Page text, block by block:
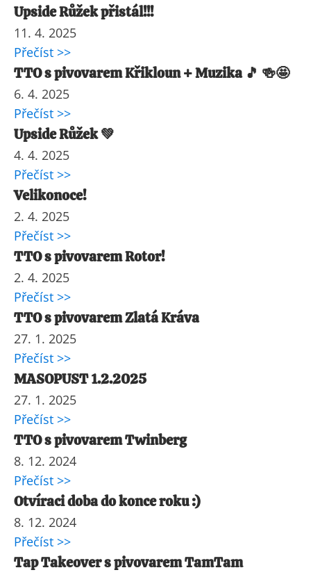
Upside Růžek přistál!!!
11. 4. 2025
Přečíst >>
TTO s pivovarem Křikloun + Muzika 🎵 🍻🤩
6. 4. 2025
Přečíst >>
Upside Růžek 💚
4. 4. 2025
Přečíst >>
Velikonoce!
2. 4. 2025
Přečíst >>
TTO s pivovarem Rotor!
2. 4. 2025
Přečíst >>
TTO s pivovarem Zlatá Kráva
27. 1. 2025
Přečíst >>
MASOPUST 1.2.2025
27. 1. 2025
Přečíst >>
TTO s pivovarem Twinberg
8. 12. 2024
Přečíst >>
Otvíraci doba do konce roku :)
8. 12. 2024
Přečíst >>
Tap Takeover s pivovarem TamTam